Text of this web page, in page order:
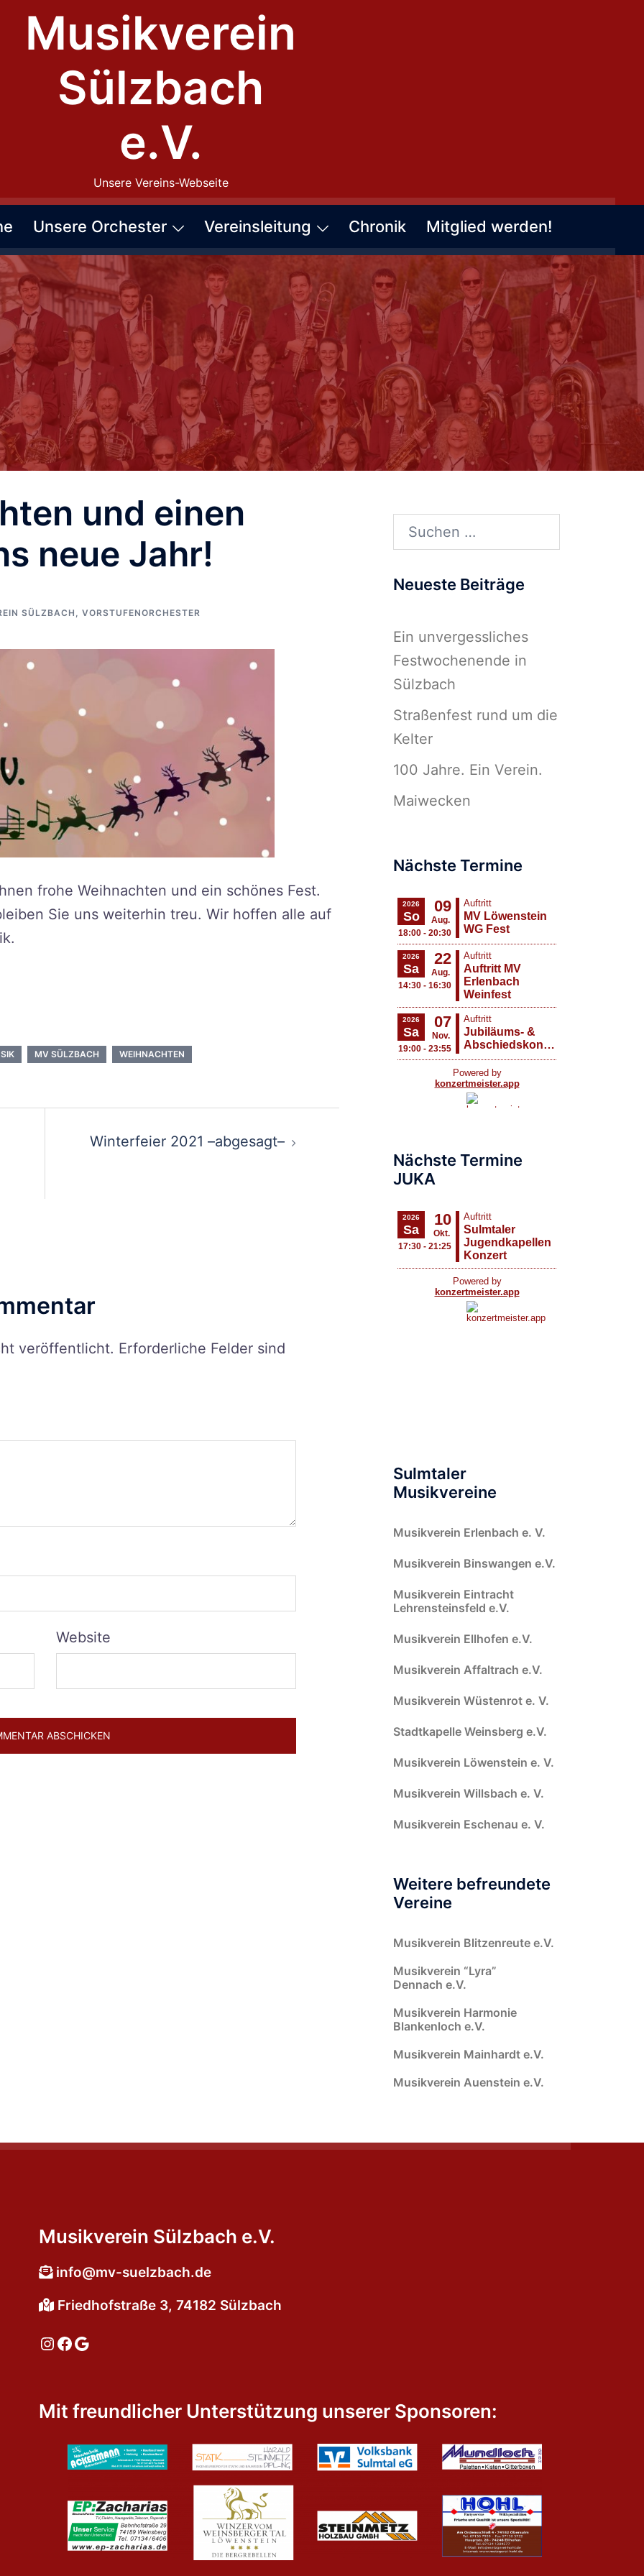
Musikverein
Sülzbach
e.V.
Unsere Vereins-Webseite
Unsere Orchester Vereinsleitung Chronik Mitglied werden!
und einen
neue Jahr!
SÜLZBACH, VORSTUFENORCHESTER
frohe Weihnachten und ein schönes Fest.
Sie uns weiterhin treu. Wir hoffen alle auf
MV SÜLZBACH WEIHNACHTEN
Winterfeier 2021 –abgesagt–
veröffentlicht. Erforderliche Felder sind
Website
Suchen
nach:
Neueste Beiträge
Ein unvergessliches
Festwochenende in
Sülzbach
Straßenfest rund um die
Kelter
100 Jahre. Ein Verein.
Maiwecken
Nächste Termine
Nächste Termine
JUKA
Sulmtaler
Musikvereine
Musikverein Erlenbach e. V.
Musikverein Binswangen e.V.
Musikverein Eintracht
Lehrensteinsfeld e.V.
Musikverein Ellhofen e.V.
Musikverein Affaltrach e.V.
Musikverein Wüstenrot e. V.
Stadtkapelle Weinsberg e.V.
Musikverein Löwenstein e. V.
Musikverein Willsbach e. V.
Musikverein Eschenau e. V.
Weitere befreundete
Vereine
Musikverein Blitzenreute e.V.
Musikverein “Lyra”
Dennach e.V.
Musikverein Harmonie
Blankenloch e.V.
Musikverein Mainhardt e.V.
Musikverein Auenstein e.V.
Musikverein Sülzbach e.V.
info@mv-suelzbach.de
Friedhofstraße 3, 74182 Sülzbach
Instagram
Facebook
Google
Mit freundlicher Unterstützung unserer Sponsoren: